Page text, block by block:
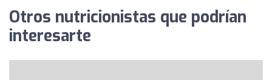
Otros nutricionistas que podrían
interesarte